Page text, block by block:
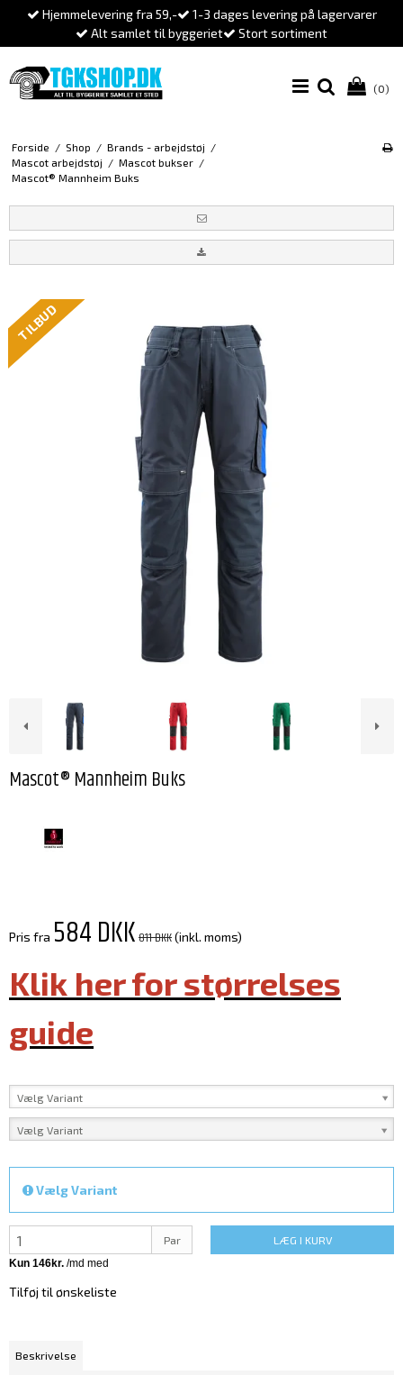
Hjemmelevering fra 59,-
1-3 dages levering på lagervarer
Alt samlet til byggeriet
Stort sortiment
(0)
Forside / Shop / Brands - arbejdstøj /
Mascot arbejdstøj / Mascot bukser /
Mascot® Mannheim Buks
TILBUD
Mascot® Mannheim Buks
Pris fra 584 DKK811 DKK(inkl. moms)
Klik her for størrelses
guide
Vælg Variant
Vælg Variant
Vælg Variant
Par LÆG I KURV
Tilføj til ønskeliste
Beskrivelse